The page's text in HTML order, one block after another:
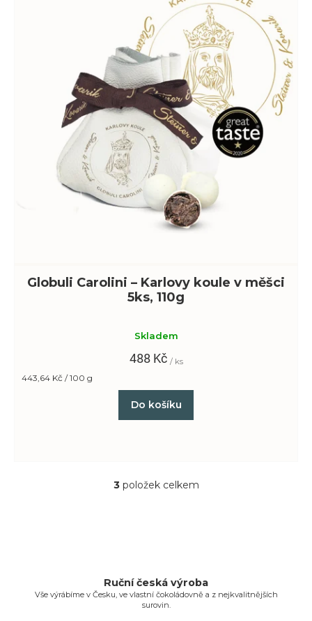
Globuli Carolini – Karlovy koule v měšci
5ks, 110g
Skladem
488 Kč / ks
Měrná
443,64 Kč / 100 g
Do košíku
O
c
í
3položek celkem
Ruční česká výroba
Vše výrábíme v Česku, ve vlastní čokoládovně a z nejkvalitnějších
surovin.